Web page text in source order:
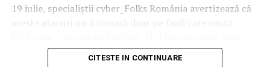
decolorare vizibilă în punctele de trecere frecventă. Este
o decizie care ține mai puțin de stil și mai mult de
după primele sezoane de utilizare intensă.
19 iulie, specialiștii cyber_Folks România avertizează că
conturile, dispozitivele și infrastructura digitală
CITESTE IN CONTINUARE